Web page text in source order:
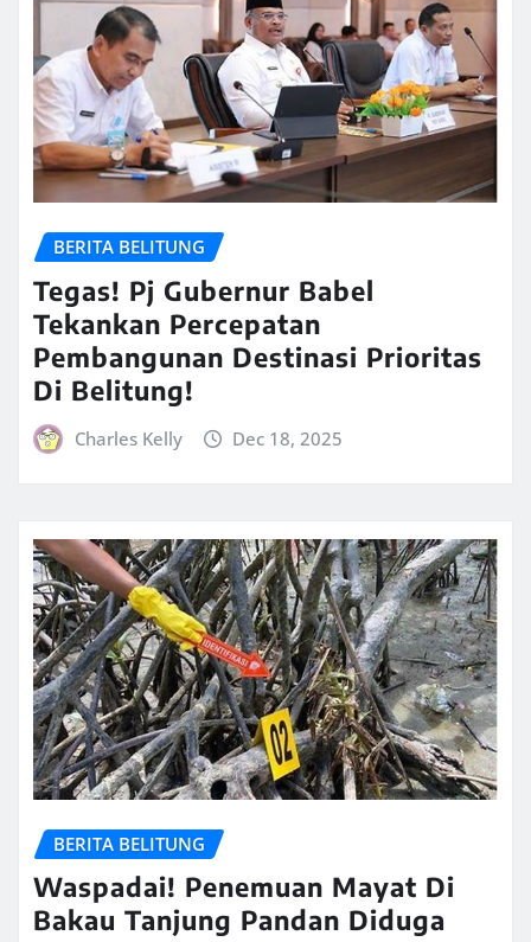
BERITA BELITUNG
Tegas! Pj Gubernur Babel
Tekankan Percepatan
Pembangunan Destinasi Prioritas
Di Belitung!
Charles Kelly Dec 18, 2025
BERITA BELITUNG
Waspadai! Penemuan Mayat Di
Bakau Tanjung Pandan Diduga